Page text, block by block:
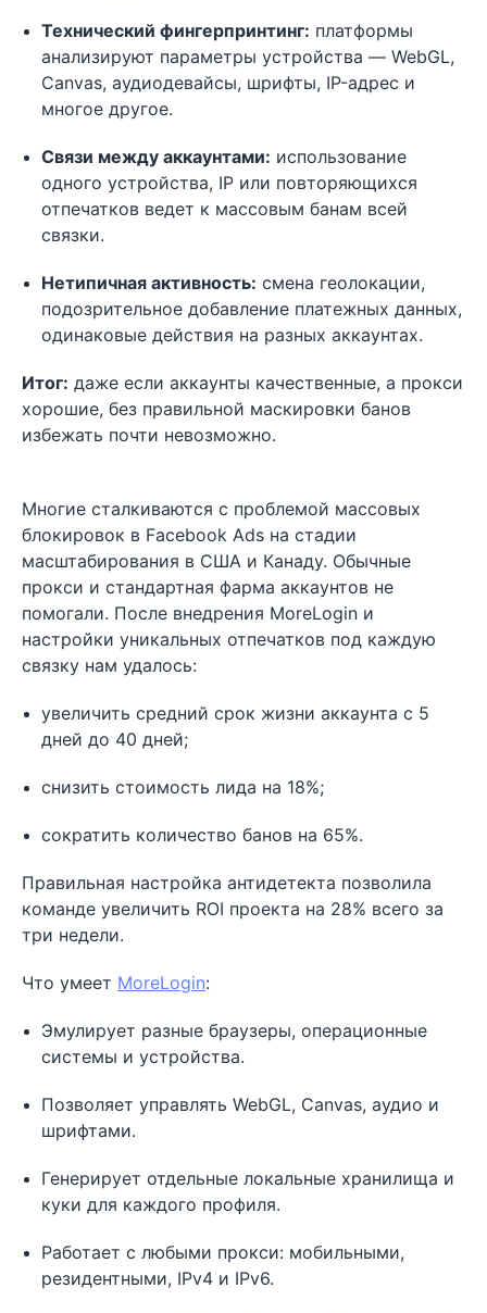
Технический фингерпринтинг: платформы
анализируют параметры устройства — WebGL,
Canvas, аудиодевайсы, шрифты, IP-адрес и
многое другое.
Связи между аккаунтами: использование
одного устройства, IP или повторяющихся
отпечатков ведет к массовым банам всей
связки.
Нетипичная активность: смена геолокации,
подозрительное добавление платежных данных,
одинаковые действия на разных аккаунтах.
Итог: даже если аккаунты качественные, а прокси
хорошие, без правильной маскировки банов
избежать почти невозможно.
Многие сталкиваются с проблемой массовых
блокировок в Facebook Ads на стадии
масштабирования в США и Канаду. Обычные
прокси и стандартная фарма аккаунтов не
помогали. После внедрения MoreLogin и
настройки уникальных отпечатков под каждую
связку нам удалось:
увеличить средний срок жизни аккаунта с 5
дней до 40 дней;
снизить стоимость лида на 18%;
сократить количество банов на 65%.
Правильная настройка антидетекта позволила
команде увеличить ROI проекта на 28% всего за
три недели.
Что умеет MoreLogin:
Эмулирует разные браузеры, операционные
системы и устройства.
Позволяет управлять WebGL, Canvas, аудио и
шрифтами.
Генерирует отдельные локальные хранилища и
куки для каждого профиля.
Работает с любыми прокси: мобильными,
резидентными, IPv4 и IPv6.